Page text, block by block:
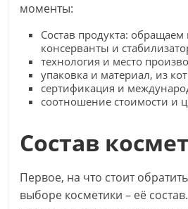
моменты:
Состав продукта:
консерванты и
технология и место
упаковка и материал, из
сертификация и
соотношение стоимости и
Состав
Первое, на что стоит
выборе косметики – её